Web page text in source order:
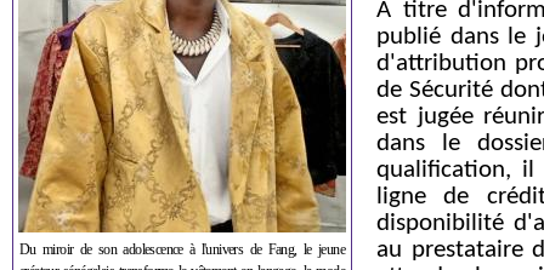
Du miroir de son adolescence à l'univers de Fang, le jeune
A titre
publié dans le
d'attribution
de Sécurité
est jugée
dans le
qualification, il
ligne de
disponibilité
au prestataire